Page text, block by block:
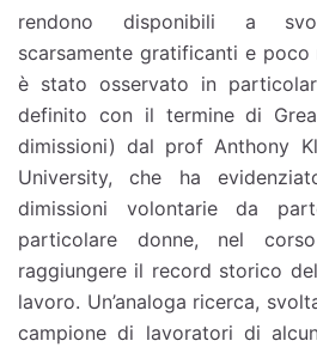
rendono disponibili a
scarsamente gratificanti e
è stato osservato in
definito con il termine di
dimissioni) dal prof Anthony
University, che ha
dimissioni volontarie da
particolare donne, nel
raggiungere il record storico
lavoro. Un’analoga ricerca,
campione di lavoratori di